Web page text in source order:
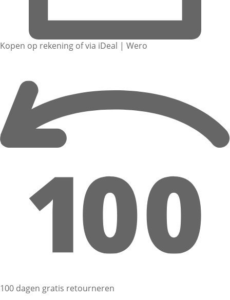
Kopen op rekening of via iDeal | Wero
100 dagen gratis retourneren